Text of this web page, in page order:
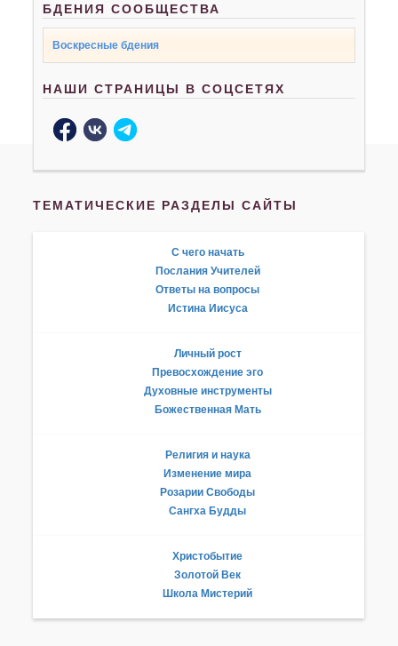
БДЕНИЯ СООБЩЕСТВА
Воскресные бдения
НАШИ СТРАНИЦЫ В СОЦСЕТЯХ
ТЕМАТИЧЕСКИЕ РАЗДЕЛЫ САЙТЫ
С чего начать
Послания Учителей
Ответы на вопросы
Истина Иисуса
Личный рост
Превосхождение эго
Духовные инструменты
Божественная Мать
Религия и наука
Изменение мира
Розарии Свободы
Сангха Будды
Христобытие
Золотой Век
Школа Мистерий